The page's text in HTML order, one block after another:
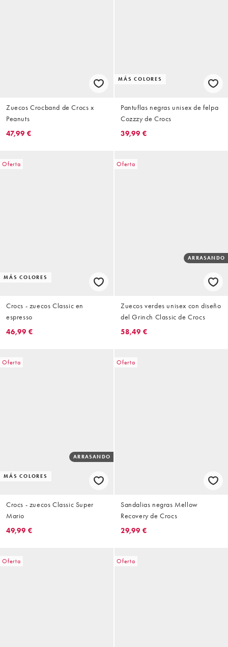
Zuecos Crocband de Crocs x
Peanuts
47,99 €
MÁS COLORES
Pantuflas negras unisex de felpa
Cozzzy de Crocs
39,99 €
Oferta
MÁS COLORES
Crocs - zuecos Classic en
espresso
46,99 €
Oferta
ARRASANDO
Zuecos verdes unisex con diseño
del Grinch Classic de Crocs
58,49 €
Oferta
MÁS COLORES
ARRASANDO
Crocs - zuecos Classic Super
Mario
49,99 €
Oferta
Sandalias negras Mellow
Recovery de Crocs
29,99 €
Oferta Oferta